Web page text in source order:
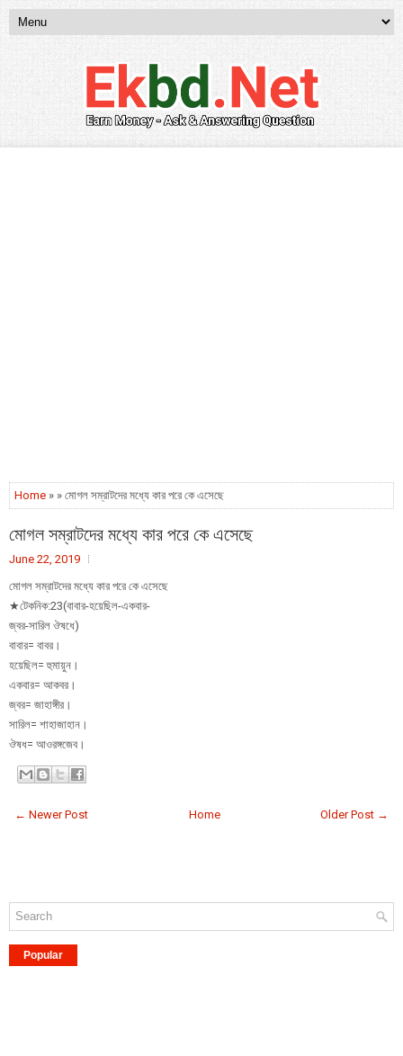
Home » » মোগল সম্রাটদের মধ্যে কার পরে কে এসেছে
মোগল সম্রাটদের মধ্যে কার পরে কে এসেছে
June 22, 2019
মোগল সম্রাটদের মধ্যে কার পরে কে এসেছে
★টেকনিক:23(বাবার-হয়েছিল-একবার-
জ্বর-সারিল ঔষধে)
বাবার= বাবর।
হয়েছিল= হুমায়ুন।
একবার= আকবর।
জ্বর= জাহাঙ্গীর।
সারিল= শাহাজাহান।
ঔষধ= আওরঙ্গজেব।
← Newer Post Older Post →
Home
Popular